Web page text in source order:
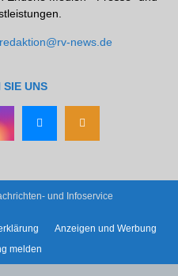
redaktion@rv-news.de
SIE UNS
und Infoservice
Anzeigen und Werbung
melden